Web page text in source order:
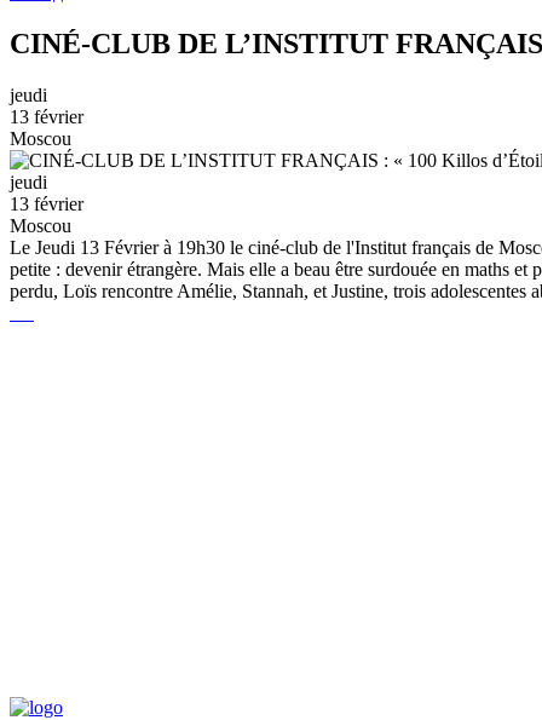
CINÉ-CLUB DE L’INSTITUT
jeudi
13 février
Moscou
jeudi
13 février
Moscou
Le Jeudi 13 Février à 19h30 le ciné-club de l'Institut français de
petite : devenir étrangère. Mais elle a beau être surdouée en maths
perdu, Loïs rencontre Amélie, Stannah, et Justine, trois